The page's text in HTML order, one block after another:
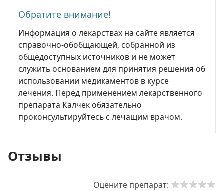
Обратите внимание!
Информация о лекарствах на сайте является
справочно-обобщающей, собранной из
общедоступных источников и не может
служить основанием для принятия решения об
использовании медикаментов в курсе
лечения. Перед применением лекарственного
препарата Калчек обязательно
проконсультируйтесь с лечащим врачом.
Отзывы
Оцените препарат: